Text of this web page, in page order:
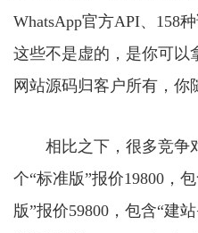
WhatsApp官方API、158
这些不是虚的，是你可以
网站源码归客户所有，你
相比之下，很多竞争
个“标准版”报价19800，
版”报价59800，包含“建